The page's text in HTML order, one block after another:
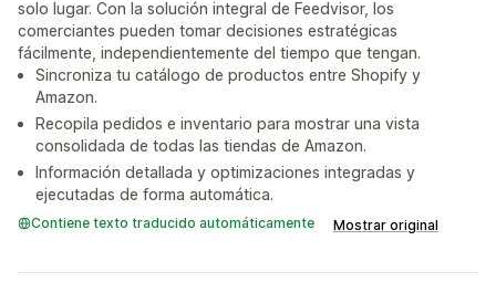
solo lugar. Con la solución integral de Feedvisor, los
comerciantes pueden tomar decisiones estratégicas
fácilmente, independientemente del tiempo que tengan.
Sincroniza tu catálogo de productos entre Shopify y
Amazon.
Recopila pedidos e inventario para mostrar una vista
consolidada de todas las tiendas de Amazon.
Información detallada y optimizaciones integradas y
ejecutadas de forma automática.
Contiene texto traducido automáticamente Mostrar original